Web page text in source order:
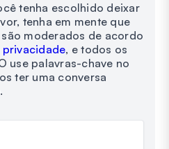
tenha escolhido deixar
tenha em mente que
moderados de acordo
, e todos os
use palavras-chave no
ter uma conversa